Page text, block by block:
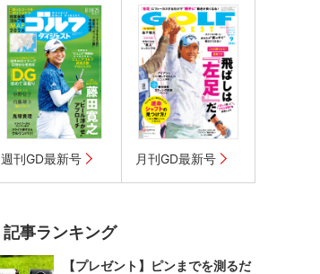
週刊GD最新号 月刊GD最新号
記事ランキング
【プレゼント】ピンまでを測るだ